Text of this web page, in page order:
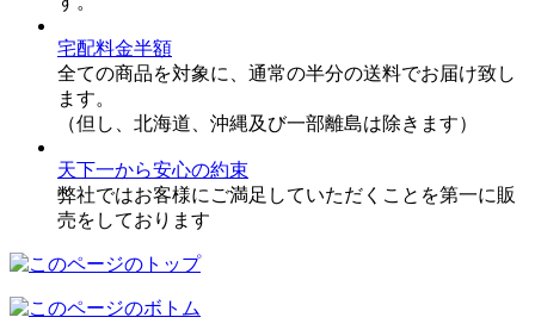
宅配料金半額
全ての商品を対象に、通常の半分の送料でお届け致し
ます。
（但し、北海道、沖縄及び一部離島は除きます）
天下一から安心の約束
弊社ではお客様にご満足していただくことを第一に販
売をしております